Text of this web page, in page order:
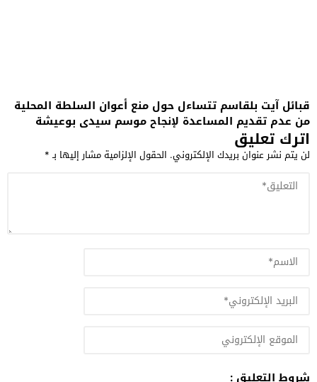
قبائل آيت بلقاسم تتساءل حول منع أعوان السلطة المحلية
من عدم تقديم المساعدة لإنجاح موسم سيدي بوعيشة
اترك تعليق
لن يتم نشر عنوان بريدك الإلكتروني. الحقول الإلزامية مشار إليها بـ*
شروط التعليق :